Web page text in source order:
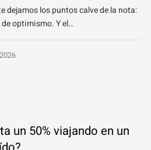
dejamos los puntos calve de la nota:
optimismo. Y el…
un 50% viajando en un